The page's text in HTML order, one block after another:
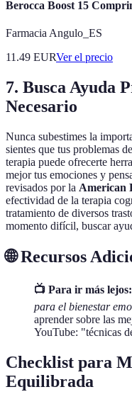
Berocca Boost 15
Farmacia Angulo_ES
11.49 EURVer el precio
7. Busca Ayuda
Necesario
Nunca subestimes la
sientes que tus problemas de
terapia puede ofrecerte
mejor tus emociones y
revisados por la American
efectividad de la terapia
tratamiento de diversos
momento difícil, buscar
🌐 Recursos
📺 Para ir más lejos:
para el bienestar
aprender sobre las
YouTube: "técnicas
Checklist para
Equilibrada